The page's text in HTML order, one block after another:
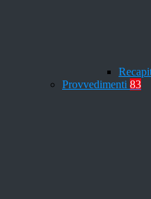
Provvedimenti 83